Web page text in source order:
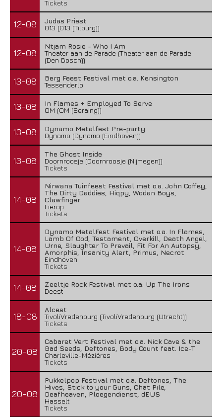
Tickets
12-08
Judas Priest
013 (013 (Tilburg))
12-08
Ntjam Rosie - Who I Am
Theater aan de Parade (Theater aan de Parade
(Den Bosch))
13-08
Berg Feest Festival met o.a. Kensington
Tessenderlo
13-08
In Flames + Employed To Serve
OM (OM (Seraing))
13-08
Dynamo Metalfest Pre-party
Dynamo (Dynamo (Eindhoven))
13-08
The Ghost Inside
Doornroosje (Doornroosje (Nijmegen))
Tickets
14-08
Nirwana Tuinfeest Festival met o.a. John Coffey,
The Dirty Daddies, Hiqpy, Wodan Boys,
Clawfinger
Lierop
Tickets
14-08
Dynamo MetalFest Festival met o.a. In Flames,
Lamb Of God, Testament, Overkill, Death Angel,
Urne, Slaughter To Prevail, Fit For An Autopsy,
Amorphis, Insanity Alert, Primus, Necrot
Eindhoven
Tickets
14-08
Zeeltje Rock Festival met o.a. Up The Irons
Deest
18-08
Alcest
TivoliVredenburg (TivoliVredenburg (Utrecht))
Tickets
20-08
Cabaret Vert Festival met o.a. Nick Cave & the
Bad Seeds, Deftones, Body Count feat. Ice-T
Charleville-Mézières
Tickets
20-08
Pukkelpop Festival met o.a. Deftones, The
Hives, Stick to your Guns, Chat Pile,
Deafheaven, Ploegendienst, dEUS
Hasselt
Tickets